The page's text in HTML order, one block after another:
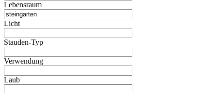
Lebensraum
Licht
Stauden-Typ
Verwendung
Laub